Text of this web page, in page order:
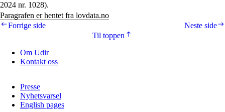
2024 nr. 1028).
Paragrafen er hentet fra lovdata.no
Neste side
Forrige side
Til toppen
Om Udir
Kontakt oss
Presse
Nyhetsvarsel
English pages